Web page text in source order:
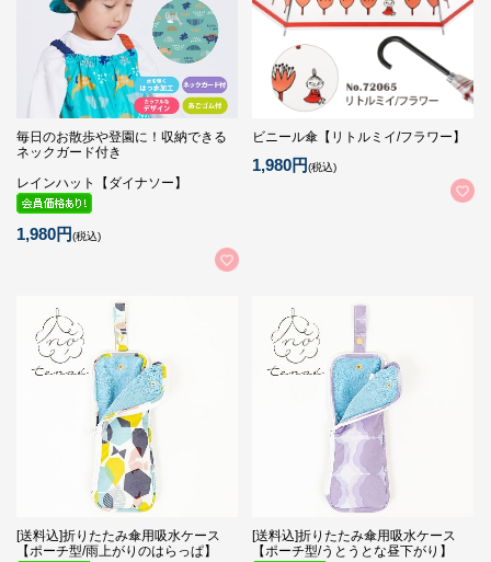
毎日のお散歩や登園に！収納できる
ネックガード付き
レインハット【ダイナソー】
1,980円(税込)
ビニール傘【リトルミイ/フラワー】
1,980円(税込)
[送料込]折りたたみ傘用吸水ケース
【ポーチ型/雨上がりのはらっぱ】
[送料込]折りたたみ傘用吸水ケース
【ポーチ型/うとうとな昼下がり】